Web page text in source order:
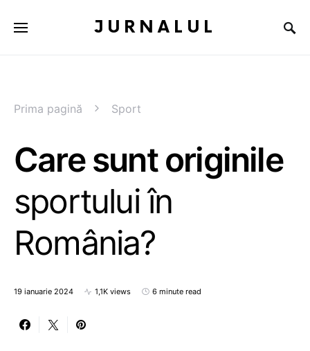
JURNALUL
Prima pagină Sport
Care sunt originile
sportului în
România?
19 ianuarie 2024 1,1K views 6 minute read